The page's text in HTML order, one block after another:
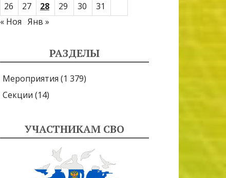
26
27 28 29 30
31
« Ноя Янв »
РАЗДЕЛЫ
Мероприятия (1 379)
Секции (14)
УЧАСТНИКАМ СВО